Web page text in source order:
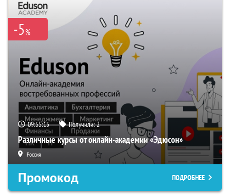
-5%
09:55:14 Получили:2
Различные курсы от онлайн-академии «Эдюсон»
Россия
Промокод ПОДРОБНЕЕ